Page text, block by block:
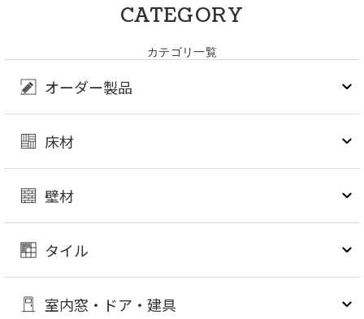
CATEGORY
カテゴリ一覧
オーダー製品
床材
壁材
タイル
室内窓・ドア・建具